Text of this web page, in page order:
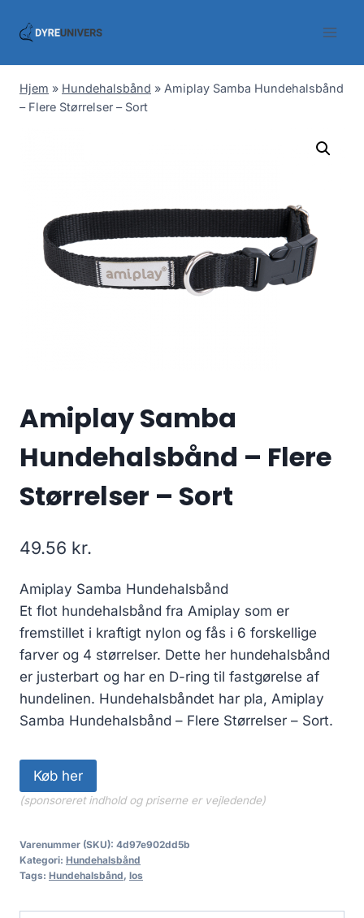
Hjem » Hundehalsbånd » Amiplay Samba Hundehalsbånd
– Flere Størrelser – Sort
Amiplay Samba
Hundehalsbånd – Flere
Størrelser – Sort
49.56 kr.
Amiplay Samba Hundehalsbånd
Et flot hundehalsbånd fra Amiplay som er
fremstillet i kraftigt nylon og fås i 6 forskellige
farver og 4 størrelser. Dette her hundehalsbånd
er justerbart og har en D-ring til fastgørelse af
hundelinen. Hundehalsbåndet har pla, Amiplay
Samba Hundehalsbånd – Flere Størrelser – Sort.
Køb her
(sponsoreret indhold og priserne er vejledende)
Varenummer (SKU): 4d97e902dd5b
Kategori: Hundehalsbånd
Tags: Hundehalsbånd, los